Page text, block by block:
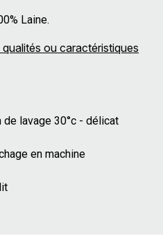
Laine.
ou caractéristiques
de lavage 30°c - délicat
en machine